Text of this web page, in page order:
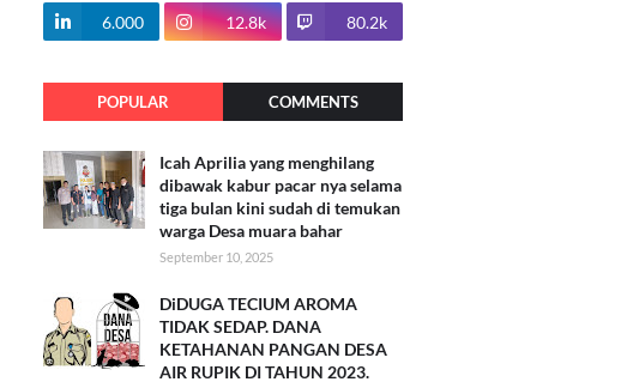
100.7k
6.000 12.8k 80.2k
POPULAR COMMENTS
Icah Aprilia yang menghilang
dibawak kabur pacar nya selama
tiga bulan kini sudah di temukan
warga Desa muara bahar
September 10, 2025
DiDUGA TECIUM AROMA
TIDAK SEDAP. DANA
KETAHANAN PANGAN DESA
AIR RUPIK DI TAHUN 2023.